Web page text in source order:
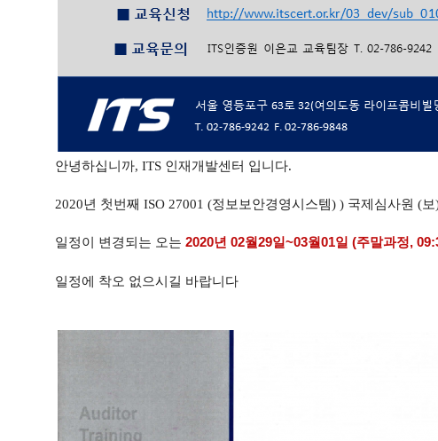
안녕하십니까, ITS 인재개발센터 입니다.
2020년 첫번째 ISO 27001 (정보보안경영시스템) ) 국제심사원 (
일정이 변경되는 오는 2020년 02월29일~03월01일 (주말과정,
일정에 착오 없으시길 바랍니다